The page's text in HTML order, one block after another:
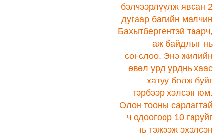
бэлчээрлүүлж явсан 2
дугаар багийн малчин
Бахытбергентэй таарч,
аж байдлыг нь
сонслоо. Энэ жилийн
өвөл урд урдныхаас
хатуу болж буйг
тэрбээр хэлсэн юм.
Олон тооны сарлагтай
ч одоогоор 10 гаруйг
нь тэжээж эхэлсэн